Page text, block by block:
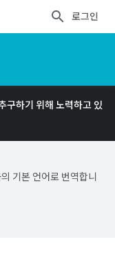
로그인
구하기 위해 노력하고 있
기본 언어로 번역합니